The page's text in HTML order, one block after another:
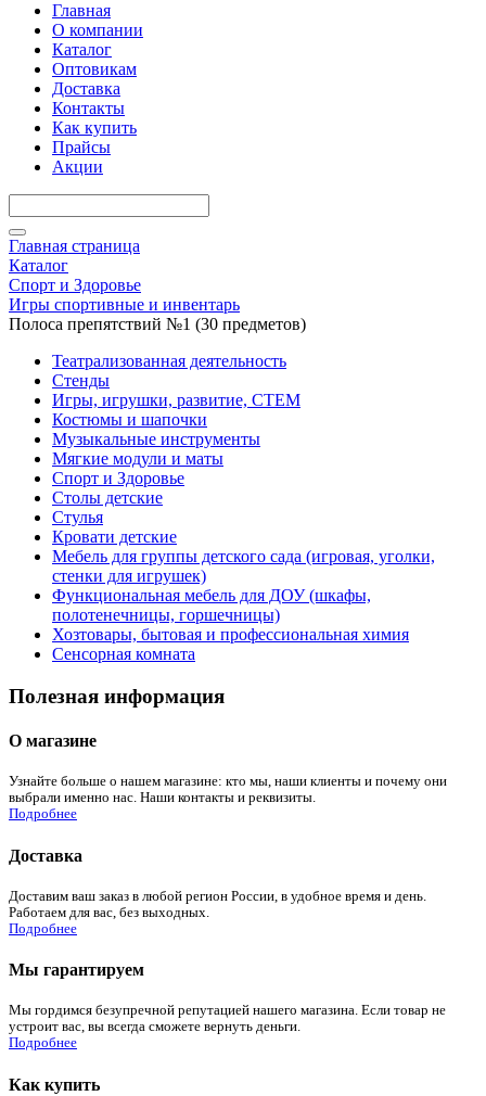
Главная
О компании
Каталог
Оптовикам
Доставка
Контакты
Как купить
Прайсы
Акции
Главная страница
Каталог
Спорт и Здоровье
Игры спортивные и инвентарь
Полоса препятствий №1 (30 предметов)
Театрализованная деятельность
Стенды
Игры, игрушки, развитие, СТЕМ
Костюмы и шапочки
Музыкальные инструменты
Мягкие модули и маты
Спорт и Здоровье
Столы детские
Стулья
Кровати детские
Мебель для группы детского сада (игровая, уголки,
стенки для игрушек)
Функциональная мебель для ДОУ (шкафы,
полотенечницы, горшечницы)
Хозтовары, бытовая и профессиональная химия
Сенсорная комната
Полезная информация
О магазине
Узнайте больше о нашем магазине: кто мы, наши клиенты и почему они
выбрали именно нас. Наши контакты и реквизиты.
Подробнее
Доставка
Доставим ваш заказ в любой регион России, в удобное время и день.
Работаем для вас, без выходных.
Подробнее
Мы гарантируем
Мы гордимся безупречной репутацией нашего магазина. Если товар не
устроит вас, вы всегда сможете вернуть деньги.
Подробнее
Как купить